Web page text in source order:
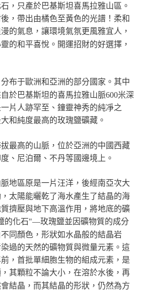
，只產於巴基斯坦喜馬拉雅山區。
，帶出由橘色至黃色的光譜！柔和
的氣息，讓環境氣氛更風雅宜人，
的和平喜悅。開運招財的好選擇，
布于歐洲和亞洲的部分國家。其中
於巴基斯坦的喜馬拉雅山脈600米深
片人跡罕至、鐘靈神秀的純凈之
和純度最高的玫瑰鹽礦藏。
最高的山脈，位於亞洲的中國西藏
、尼泊爾、不丹等國邊境上。
地區原是一片汪洋，後經南亞次大
太陽能曬乾了海水產生了結晶的海
擠壓與地下高溫作用，將地底的礦
的化石"—玫瑰鹽並因礦物質的成分
同顏色，形狀如水晶般的結晶岩
過的天然的礦物質與微量元素。這
，首批單細胞生物的組成元素，是
其顆粒不論大小，在溶於水後，再
結晶，而其結晶的形狀，仍然為方